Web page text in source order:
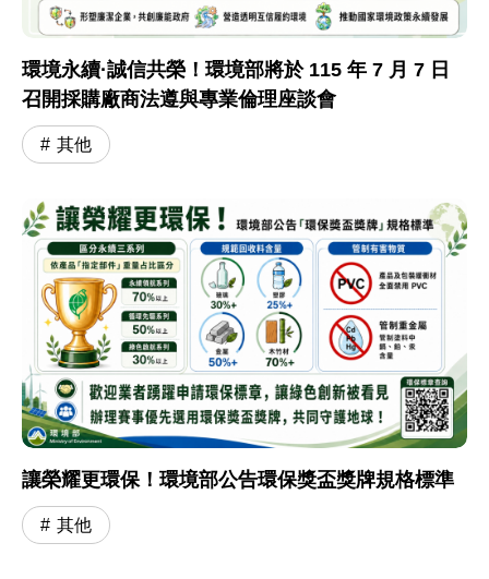
環境永續·誠信共榮！環境部將於 115 年 7 月 7 日
召開採購廠商法遵與專業倫理座談會
其他
讓榮耀更環保！環境部公告環保獎盃獎牌規格標準
其他